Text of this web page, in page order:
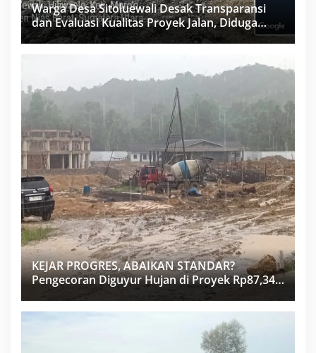
Warga Desa Sitoluewali Desak Transparansi
dan Evaluasi Kualitas Proyek Jalan, Diduga
Minim Informasi
KEJAR PROGRES, ABAIKAN STANDAR?
Pengecoran Diguyur Hujan di Proyek Rp87,34
Miliar Sukma Nias, Konsultan, Pengawas dan
PPK Bungkam